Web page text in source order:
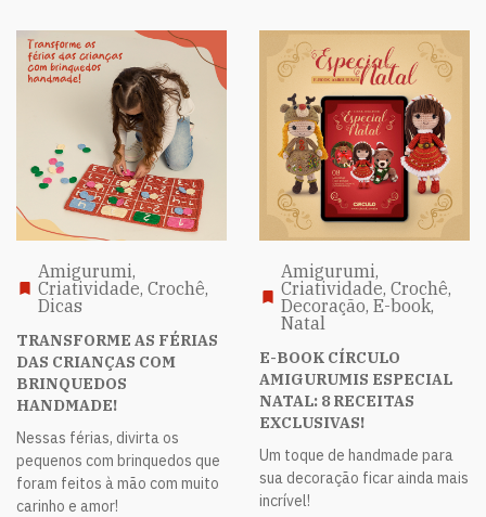
Amigurumi,
Criatividade, Crochê,
Dicas
TRANSFORME AS FÉRIAS
DAS CRIANÇAS COM
BRINQUEDOS
HANDMADE!
Nessas férias, divirta os
pequenos com brinquedos que
foram feitos à mão com muito
carinho e amor!
Amigurumi,
Criatividade, Crochê,
Decoração, E-book,
Natal
E-BOOK CÍRCULO
AMIGURUMIS ESPECIAL
NATAL: 8 RECEITAS
EXCLUSIVAS!
Um toque de handmade para
sua decoração ficar ainda mais
incrível!